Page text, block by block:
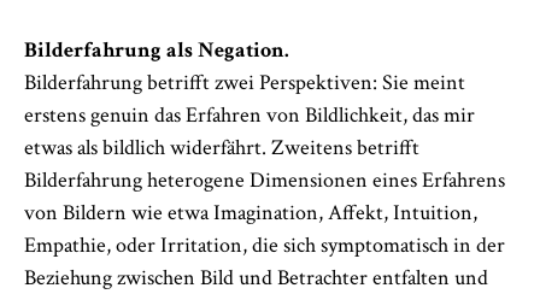
Bilderfahrung als Negation.
Bilderfahrung betrifft zwei Perspektiven: Sie meint
erstens genuin das Erfahren von Bildlichkeit, das mir
etwas als bildlich widerfährt. Zweitens betrifft
Bilderfahrung heterogene Dimensionen eines Erfahrens
von Bildern wie etwa Imagination, Affekt, Intuition,
Empathie, oder Irritation, die sich symptomatisch in der
Beziehung zwischen Bild und Betrachter entfalten und